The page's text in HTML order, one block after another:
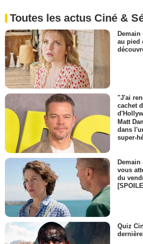
Toutes les actus Ciné &
au pied
"J'ai
cachet
Matt
dans
super-
vous
du
Quiz